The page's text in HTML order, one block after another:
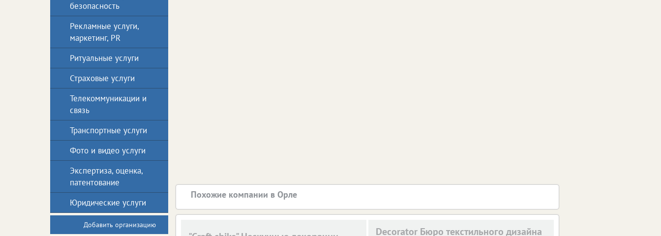
Похожие компании в Орле
Decorator Бюро текстильного дизайна
безопасность
Рекламные услуги,
маркетинг, PR
Ритуальные услуги
Страховые услуги
Телекоммуникации и
связь
Транспортные услуги
Фото и видео услуги
Экспертиза, оценка,
патентование
Юридические услуги
Добавить организацию